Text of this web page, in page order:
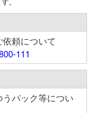
頼について
111
パック等につい